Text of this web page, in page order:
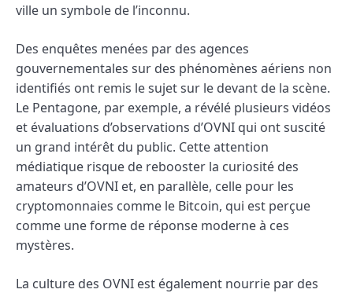
ville un symbole de l’inconnu.
Des enquêtes menées par des agences
gouvernementales sur des phénomènes aériens non
identifiés ont remis le sujet sur le devant de la scène.
Le Pentagone, par exemple, a révélé plusieurs vidéos
et évaluations d’observations d’OVNI qui ont suscité
un grand intérêt du public. Cette attention
médiatique risque de rebooster la curiosité des
amateurs d’OVNI et, en parallèle, celle pour les
cryptomonnaies comme le Bitcoin, qui est perçue
comme une forme de réponse moderne à ces
mystères.
La culture des OVNI est également nourrie par des